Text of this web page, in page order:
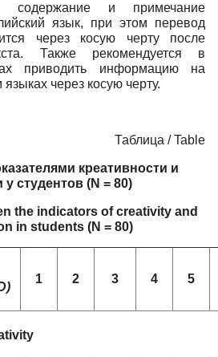
содержание и примечание
язык, при этом перевод
через косую черту после
Также рекомендуется в
приводить информацию на
через косую черту.
Таблица / Table
креативности и
у студентов (N = 80)
the indicators of creativity and
in students (N = 80)
1 2 3 4 5